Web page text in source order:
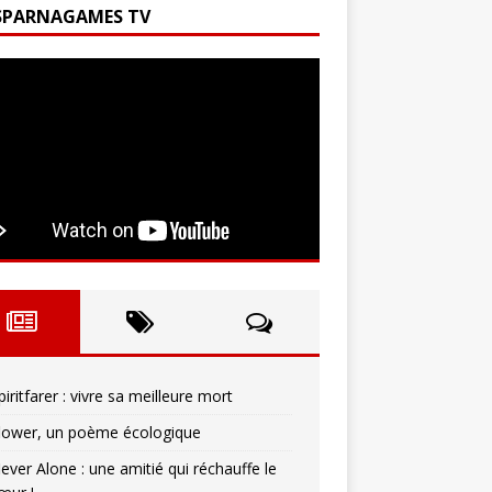
TV
: vivre sa meilleure mort
un poème écologique
Alone : une amitié qui réchauffe le